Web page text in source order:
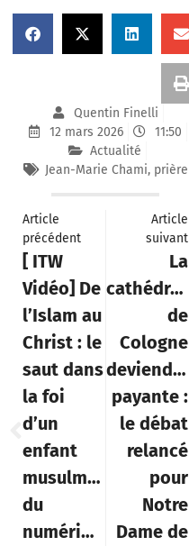
Quentin Finelli
12 mars 2026
11:50
Actualité
Jean-Marie Chami, prière
Article
précédent
[ ITW
Vidéo] De
l’Islam au
Christ : le
saut dans
la foi
d’un
enfant
musulman
du
numérique
Article
suivant
La
cathédrale
de
Cologne
deviendra
payante :
le débat
relancé
pour
Notre
Dame de